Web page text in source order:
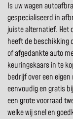
Is uw wagen
gespecialiseerd in
juiste alternatief. Het
heeft de beschikking
of afgedankte auto
keuringskaars in te
bedrijf over een
eenvoudig en gratis
een grote voorraad
welke wij snel en